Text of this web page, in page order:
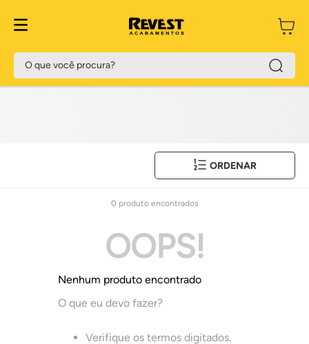
O que você procura?
ORDENAR
0 produto
OOPS!
Nenhum produto encontrado
O que eu devo fazer?
Verifique os termos digitados.